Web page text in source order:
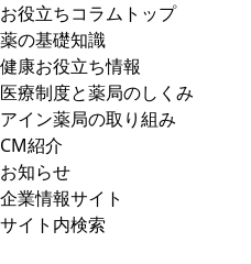
お役立ちコラムトップ
薬の基礎知識
健康お役立ち情報
医療制度と薬局のしくみ
アイン薬局の取り組み
CM紹介
お知らせ
企業情報サイト
サイト内検索